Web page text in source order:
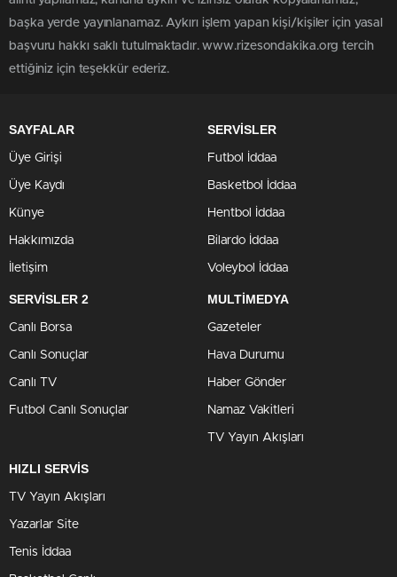
başka yerde yayınlanamaz. Aykırı işlem yapan kişi/kişiler için yasal
başvuru hakkı saklı tutulmaktadır. www.rizesondakika.org tercih
ettiğiniz için teşekkür ederiz.
SAYFALAR
Üye Girişi
Üye Kaydı
Künye
Hakkımızda
İletişim
SERVİSLER
Futbol İddaa
Basketbol İddaa
Hentbol İddaa
Bilardo İddaa
Voleybol İddaa
SERVİSLER 2
Canlı Borsa
Canlı Sonuçlar
Canlı TV
Futbol Canlı Sonuçlar
MULTİMEDYA
Gazeteler
Hava Durumu
Haber Gönder
Namaz Vakitleri
TV Yayın Akışları
HIZLI SERVİS
TV Yayın Akışları
Yazarlar Site
Tenis İddaa